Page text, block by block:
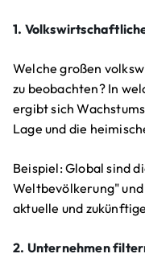
1.
Welche großen
zu beobachten? In
ergibt sich
Lage und die
Beispiel: Global sind
Weltbevölkerung"
aktuelle und
2. Unternehmen